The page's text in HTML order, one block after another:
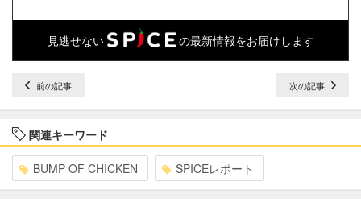
見逃せない の最新情報をお届けします
前の記事 次の記事
関連キーワード
BUMP OF CHICKEN SPICEレポート